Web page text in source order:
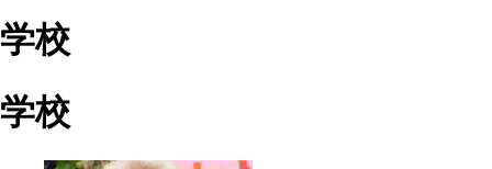
学校
学校